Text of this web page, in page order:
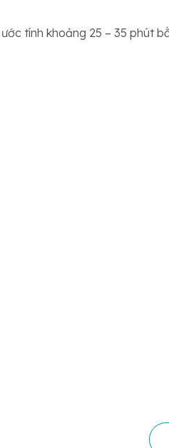
tính khoảng 25 – 35 phút